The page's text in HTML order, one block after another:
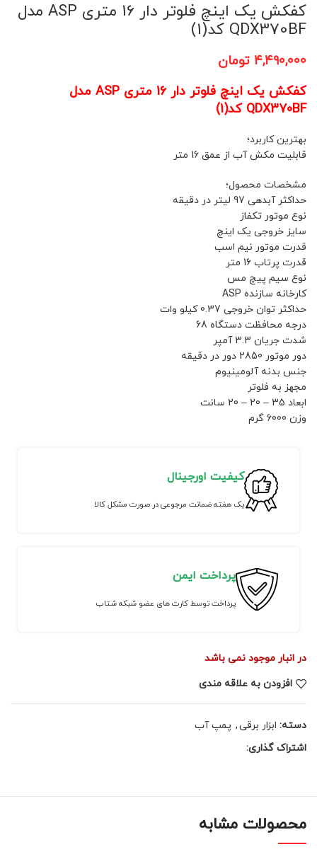
کفکش یک اینچ فلوتر دار 16 متری ASP مدل
QDX370BF کد(1)
۴,۴۹۰,۰۰۰ تومان
کفکش یک اینچ فلوتر دار 16 متری ASP مدل
QDX370BF کد(1)
بهترین کاربرد؛
قابلیت مکش آب از عمق 16 متر
مشخصات محصول؛
حداکثر آبدهی 97 لیتر در دقیقه
نوع موتور تکفاز
سایز خروجی یک اینچ
قدرت موتور نیم اسب
قدرت پرتاب 16 متر
نوع سیم پیچ مس
کارخانه سازنده ASP
حداکثر توان خروجی 0.37 کیلو وات
درجه محافظت دستگاه 68
شدت جریان 3.3 آمپر
دور موتور 2850 دور در دقیقه
جنس بدنه آلومینیوم
مجهز به فلوتر
ابعاد 35 – 20 – 20 سانت
وزن 6000 گرم
کیفیت اورجینال
یک هفته ضمانت مرجوعی در صورت مشکل کالا
پرداخت ایمن
پرداخت توسط کارت های عضو شبکه شتاب
در انبار موجود نمی باشد
افزودن به علاقه مندی
دسته: ابزار برقی, پمپ آب
اشتراک گذاری:
محصولات مشابه